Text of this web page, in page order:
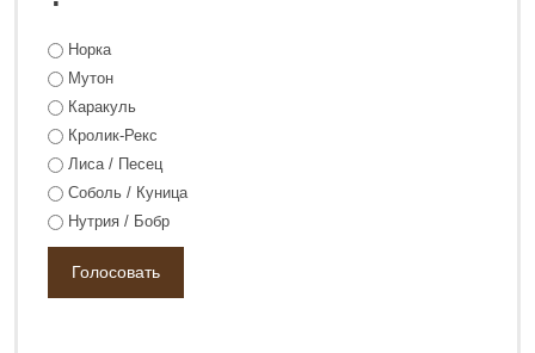
Норка
Мутон
Каракуль
Кролик-Рекс
Лиса / Песец
Соболь / Куница
Нутрия / Бобр